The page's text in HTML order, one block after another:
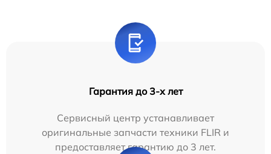
Гарантия до 3-х лет
Сервисный центр устанавливает
оригинальные запчасти техники FLIR и
предоставляет гарантию до 3 лет.